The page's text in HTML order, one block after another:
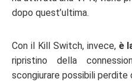
dopo quest’ultima.
Con il Kill Switch, invece,è
ripristino della
scongiurare possibili perdite